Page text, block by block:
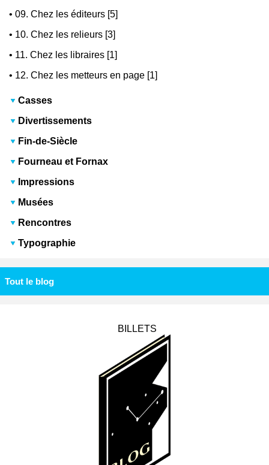
•09. Chez les éditeurs [5]
• 10. Chez les relieurs [3]
• 11. Chez les libraires [1]
• 12. Chez les metteurs en page [1]
Casses
Divertissements
Fin-de-Siècle
Fourneau et Fornax
Impressions
Musées
Rencontres
Typographie
Tout le blog
BILLETS